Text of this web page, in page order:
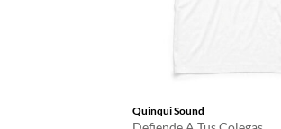
Quinqui Sound